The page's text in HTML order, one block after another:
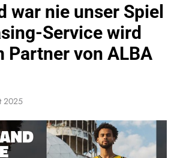
war nie unser Spiel
Service wird
Partner von ALBA
2025